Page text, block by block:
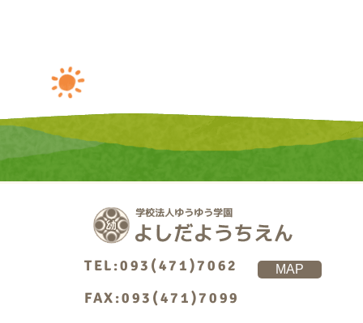
TEL:093(471)7062
FAX:093(471)7099
MAP